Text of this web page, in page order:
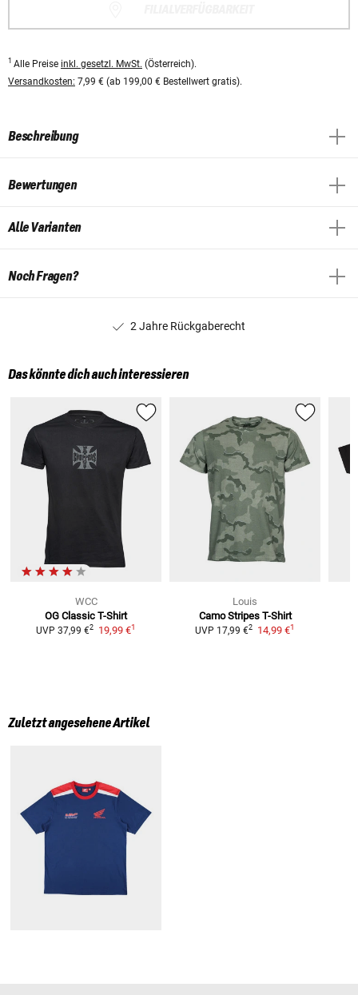
1 Alle Preise inkl. gesetzl. MwSt. (Österreich).
Versandkosten: 7,99 € (ab 199,00 € Bestellwert gratis).
Beschreibung
Bewertungen
Alle Varianten
Noch Fragen?
2 Jahre Rückgaberecht
Das könnte dich auch interessieren
WCC
OG Classic T-Shirt
UVP 37,99 €2 19,99 €1
Louis
Camo Stripes T-Shirt
UVP 17,99 €2 14,99 €1
Zuletzt angesehene Artikel